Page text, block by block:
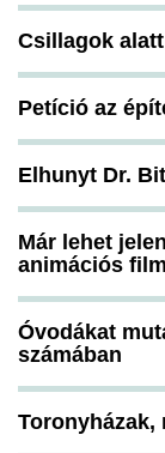
Csillagok
Petíció az
Elhunyt Dr.
Már lehet
animációs
Óvodákat
számában
Toronyházak,